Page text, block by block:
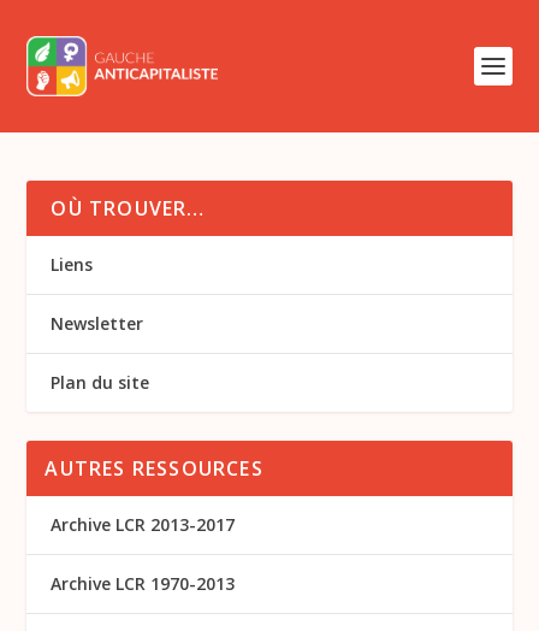
OÙ TROUVER…
Liens
Newsletter
Plan du site
AUTRES RESSOURCES
Archive LCR 2013-2017
Archive LCR 1970-2013